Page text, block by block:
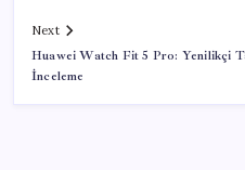
Next
Huawei Watch Fit 5 Pro: Yenilikçi
İnceleme